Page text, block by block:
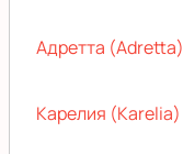
Адретта (Adretta)
Карелия (Karelia)